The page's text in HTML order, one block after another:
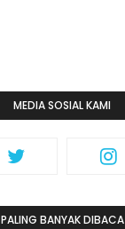
MEDIA SOSIAL KAMI
PALING BANYAK DIBACA